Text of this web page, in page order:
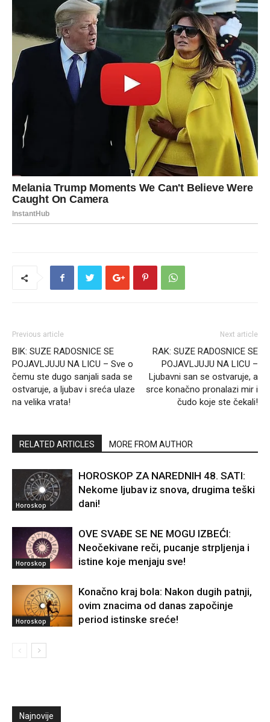
Previous article
BIK: SUZE RADOSNICE SE
POJAVLJUJU NA LICU – Sve o
čemu ste dugo sanjali sada se
ostvaruje, a ljubav i sreća ulaze
na velika vrata!
Next article
RAK: SUZE RADOSNICE SE
POJAVLJUJU NA LICU –
Ljubavni san se ostvaruje, a
srce konačno pronalazi mir i
čudo koje ste čekali!
RELATED ARTICLES MORE FROM AUTHOR
Horoskop
HOROSKOP ZA NAREDNIH 48. SATI:
Nekome ljubav iz snova, drugima teški
dani!
Horoskop
OVE SVAĐE SE NE MOGU IZBEĆI:
Neočekivane reči, pucanje strpljenja i
istine koje menjaju sve!
Horoskop
Konačno kraj bola: Nakon dugih patnji,
ovim znacima od danas započinje
period istinske sreće!
Najnovije